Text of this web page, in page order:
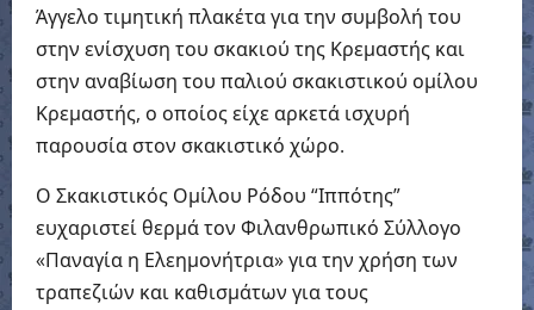
Άγγελο τιμητική πλακέτα για την συμβολή του
στην ενίσχυση του σκακιού της Κρεμαστής και
στην αναβίωση του παλιού σκακιστικού ομίλου
Κρεμαστής, ο οποίος είχε αρκετά ισχυρή
παρουσία στον σκακιστικό χώρο.
Ο Σκακιστικός Ομίλου Ρόδου “Ιππότης”
ευχαριστεί θερμά τον Φιλανθρωπικό Σύλλογο
«Παναγία η Ελεημονήτρια» για την χρήση των
τραπεζιών και καθισμάτων για τους